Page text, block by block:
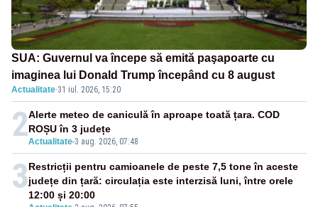
SUA: Guvernul va începe să emită paşapoarte cu
imaginea lui Donald Trump începând cu 8 august
Actualitate·31 iul. 2026, 15:20
2Actualitate-3 aug. 2026, 07:48
Alerte meteo de caniculă în aproape toată țara. COD
ROȘU în 3 județe
3Restricții pentru camioanele de peste 7,5 tone în aceste
județe din țară: circulația este interzisă luni, între orele
12:00 și 20:00